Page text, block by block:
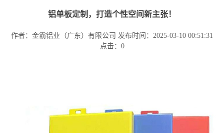
铝单板定制，打造个性空间新主张！
作者：金霸铝业（广东）有限公司 发布时间：2025-03-10 00:51:31
点击： 0